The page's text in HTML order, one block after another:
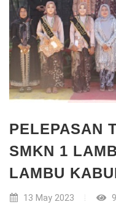
PELEPASAN
SMKN 1
LAMBU
13 May 2023